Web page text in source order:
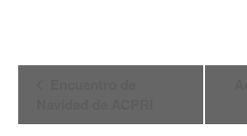
Evento